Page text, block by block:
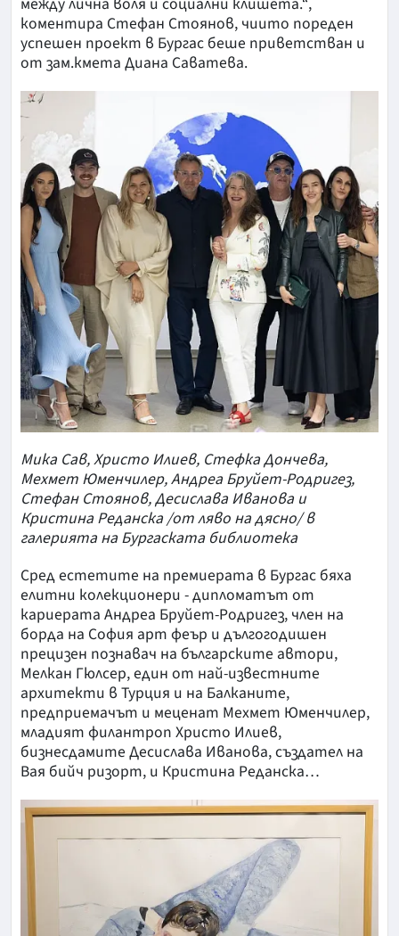
коментира Стефан Стоянов, чиито пореден
успешен проект в Бургас беше приветстван и
от зам.кмета Диана Саватева.
Мика Сав, Христо Илиев, Стефка Дончева,
Мехмет Юменчилер, Андреа Бруйет-Родригез,
Стефан Стоянов, Десислава Иванова и
Кристина Реданска /от ляво на дясно/ в
галерията на Бургаската библиотека
Сред естетите на премиерата в Бургас бяха
елитни колекционери - дипломатът от
кариерата Андреа Бруйет-Родригез, член на
борда на София арт феър и дългогодишен
прецизен познавач на българските автори,
Мелкан Гюлсер, един от най-известните
архитекти в Турция и на Балканите,
предприемачът и меценат Мехмет Юменчилер,
младият филантроп Христо Илиев,
бизнесдамите Десислава Иванова, създател на
Вая бийч ризорт, и Кристина Реданска…